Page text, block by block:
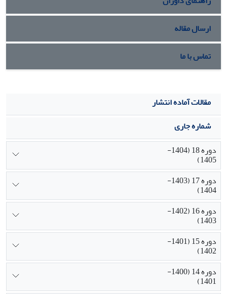
رشته‌های دانشگاهی مرتبط با اداره و مدیریت شهرها در داخل و
تجربه موفق برگزاری رشته مدیریت شهری در دانشگاه‌های
خارجی استوار است که ضرورت و صدق همه موارد فوق مورد تأیید
قرار گرفت.
ارسال مقاله
تماس با ما
مقالات آماده انتشار
شماره جاری
دوره 18 (1404-
1405)
دوره 17 (1403-
1404)
دوره 16 (1402-
1403)
دوره 15 (1401-
1402)
دوره 14 (1400-
1401)